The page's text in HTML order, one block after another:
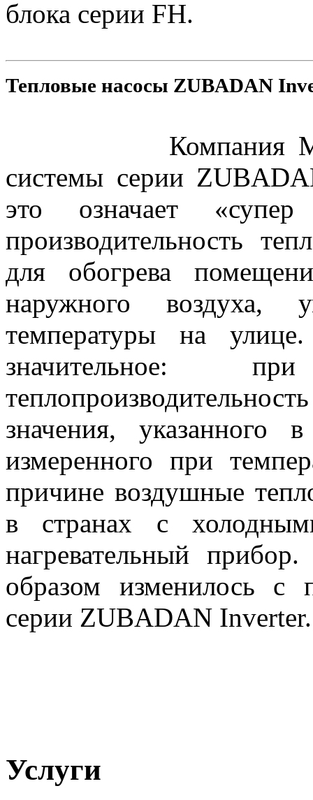
блока серии FH.
Тепловые насосы ZUBADAN
Компания
системы серии
это означает
производительность
для обогрева
наружного воздуха,
температуры на
значительное:
значения, указанного
измеренного при
причине воздушные
в странах с
нагревательный
образом изменилось с
серии ZUBADAN Inverter.
Услуги